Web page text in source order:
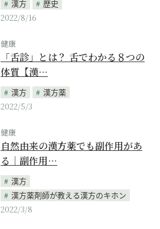
漢方
歴史
2022/8/16
健康
「舌診」とは？ 舌でわかる８つの
体質【漢…
漢方
漢方薬
2022/5/3
健康
自然由来の漢方薬でも副作用があ
る｜副作用…
漢方
漢方薬剤師が教える漢方のキホン
2022/3/8